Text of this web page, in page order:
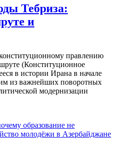
Тебриза:
и
правлению
(Конституционное
в истории Ирана в начале
из важнейших поворотных
модернизации